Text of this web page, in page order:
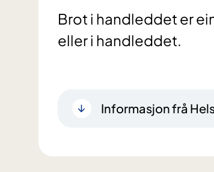
Brot i handleddet er
eller i handleddet.
Informasjon frå